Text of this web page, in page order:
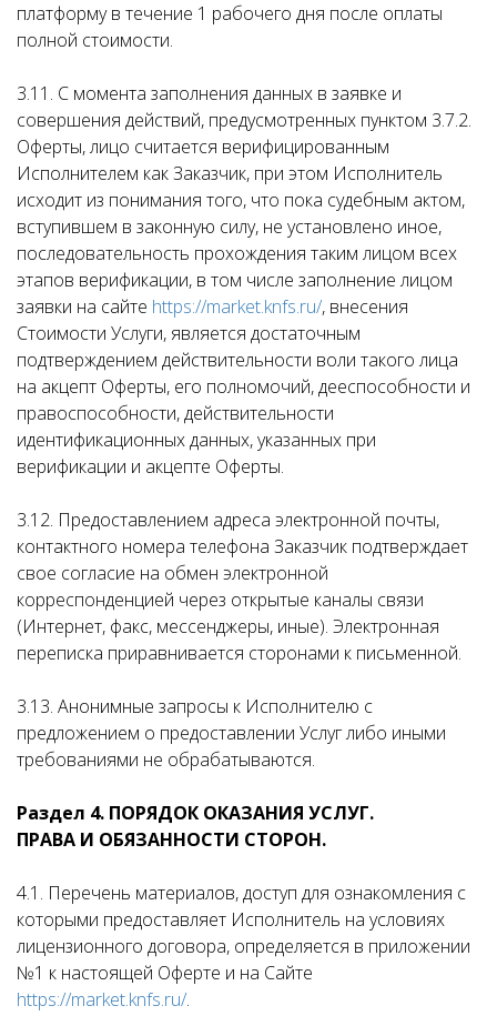
платформу в течение 1 рабочего дня после оплаты
полной стоимости.
3.11. С момента заполнения данных в заявке и
совершения действий, предусмотренных пунктом 3.7.2.
Оферты, лицо считается верифицированным
Исполнителем как Заказчик, при этом Исполнитель
исходит из понимания того, что пока судебным актом,
вступившем в законную силу, не установлено иное,
последовательность прохождения таким лицом всех
этапов верификации, в том числе заполнение лицом
заявки на сайте https://market.knfs.ru/, внесения
Стоимости Услуги, является достаточным
подтверждением действительности воли такого лица
на акцепт Оферты, его полномочий, дееспособности и
правоспособности, действительности
идентификационных данных, указанных при
верификации и акцепте Оферты.
3.12. Предоставлением адреса электронной почты,
контактного номера телефона Заказчик подтверждает
свое согласие на обмен электронной
корреспонденцией через открытые каналы связи
(Интернет, факс, мессенджеры, иные). Электронная
переписка приравнивается сторонами к письменной.
3.13. Анонимные запросы к Исполнителю с
предложением о предоставлении Услуг либо иными
требованиями не обрабатываются.
Раздел 4. ПОРЯДОК ОКАЗАНИЯ УСЛУГ.
ПРАВА И ОБЯЗАННОСТИ СТОРОН.
4.1. Перечень материалов, доступ для ознакомления с
которыми предоставляет Исполнитель на условиях
лицензионного договора, определяется в приложении
№1 к настоящей Оферте и на Сайте
https://market.knfs.ru/.